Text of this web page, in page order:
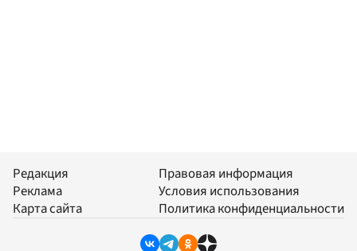
Редакция
Реклама
Карта сайта
Правовая информация
Условия использования
Политика конфиденциальности